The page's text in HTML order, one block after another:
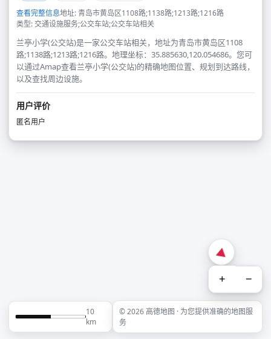
查看完整信息地址: 青岛市黄岛区1108路;1138路;1213路;1216路
类型: 交通设施服务;公交车站;公交车站相关
兰亭小学(公交站)是一家公交车站相关，地址为青岛市黄岛区1108
路;1138路;1213路;1216路。地理坐标：35.885630,120.054686。您可
以通过Amap查看兰亭小学(公交站)的精确地图位置、规划到达路线，
以及查找周边设施。
用户评价
匿名用户
+ −
10
km
© 2026 高德地图 · 为您提供准确的地图服
务